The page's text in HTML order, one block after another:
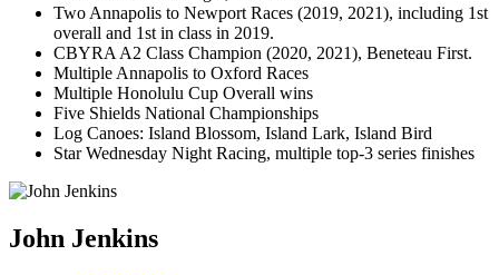
Two Annapolis to Newport Races (2019, 2021), including 1st
overall and 1st in class in 2019.
CBYRA A2 Class Champion (2020, 2021), Beneteau First.
Multiple Annapolis to Oxford Races
Multiple Honolulu Cup Overall wins
Five Shields National Championships
Log Canoes: Island Blossom, Island Lark, Island Bird
Star Wednesday Night Racing, multiple top-3 series finishes
John Jenkins